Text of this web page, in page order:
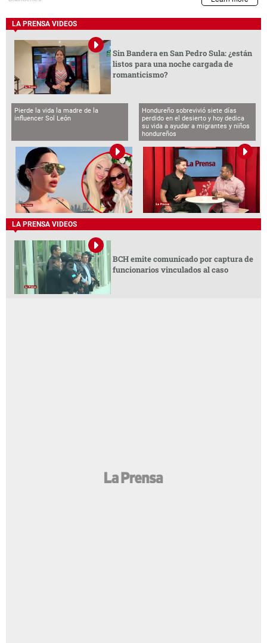
LA PRENSA VIDEOS
Sin Bandera en San Pedro Sula: ¿están
listos para una noche cargada de
romanticismo?
Pierde la vida la madre de la
influencer Sol León
Hondureño sobrevivió siete días
perdido en el desierto y hoy dedica
su vida a ayudar a migrantes y niños
hondureños
LA PRENSA VIDEOS
BCH emite comunicado por captura de
funcionarios vinculados al caso